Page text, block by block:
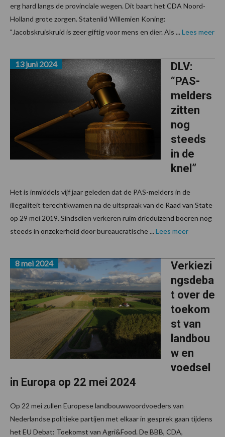
erg hard langs de provinciale wegen. Dit baart het CDA Noord-
Holland grote zorgen. Statenlid Willemien Koning:
"Jacobskruiskruid is zeer giftig voor mens en dier. Als ... Lees meer
DLV:
“PAS-
melders
zitten
nog
steeds
in de
knel”
13 juni 2024
Het is inmiddels vijf jaar geleden dat de PAS-melders in de
illegaliteit terechtkwamen na de uitspraak van de Raad van State
op 29 mei 2019. Sindsdien verkeren ruim drieduizend boeren nog
steeds in onzekerheid door bureaucratische ... Lees meer
Verkiezi
ngsdeba
t over de
toekom
st van
landbou
w en
voedsel
in Europa op 22 mei 2024
8 mei 2024
Op 22 mei zullen Europese landbouwwoordvoeders van
Nederlandse politieke partijen met elkaar in gesprek gaan tijdens
het EU Debat: Toekomst van Agri&Food. De BBB, CDA,